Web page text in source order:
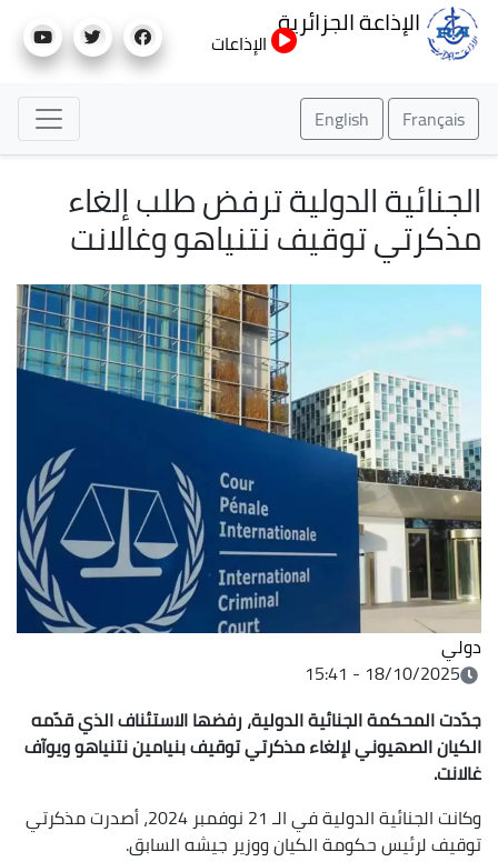
إلى
الإذاعة الجزائرية
الإذاعات
Français
English
الجنائية الدولية ترفض طلب إلغاء
مذكرتي توقيف نتنياهو وغالانت
دولي
18/10/2025 - 15:41
جدّدت المحكمة الجنائية الدولية، رفضها الاستئناف الذي قدّمه
الكيان الصهيوني لإلغاء مذكرتي توقيف بنيامين نتنياهو ويوآف
غالانت.
وكانت الجنائية الدولية في الـ 21 نوفمبر 2024، أصدرت مذكرتي
توقيف لرئيس حكومة الكيان ووزير جيشه السابق.